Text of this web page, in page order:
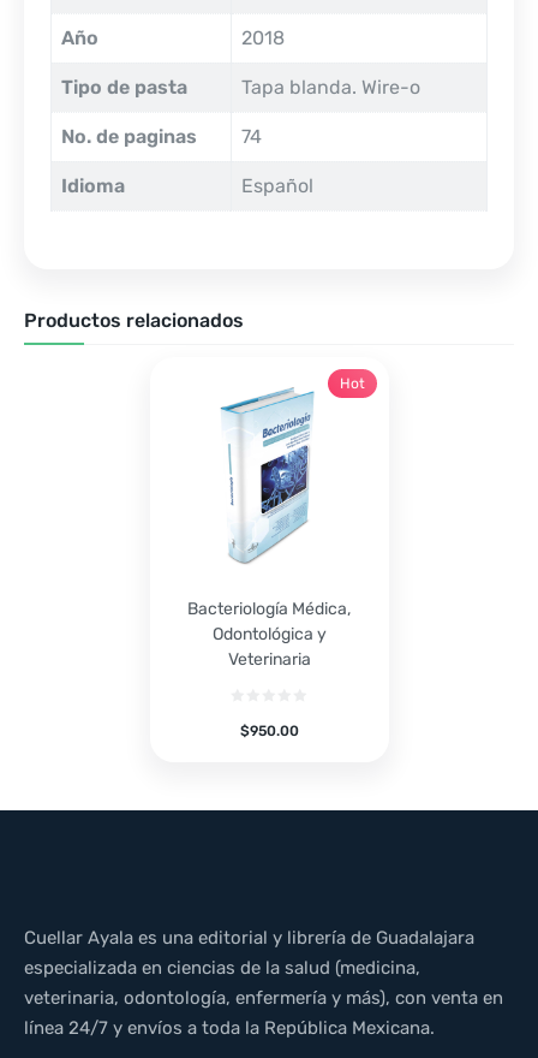
Año 2018
Tipo de pasta Tapa blanda. Wire-o
No. de paginas 74
Idioma Español
Productos relacionados
Bacteriología Médica,
Odontológica y
Veterinaria
$950.00
Hot
Cuellar Ayala es una editorial y librería de Guadalajara
especializada en ciencias de la salud (medicina,
veterinaria, odontología, enfermería y más), con venta en
línea 24/7 y envíos a toda la República Mexicana.